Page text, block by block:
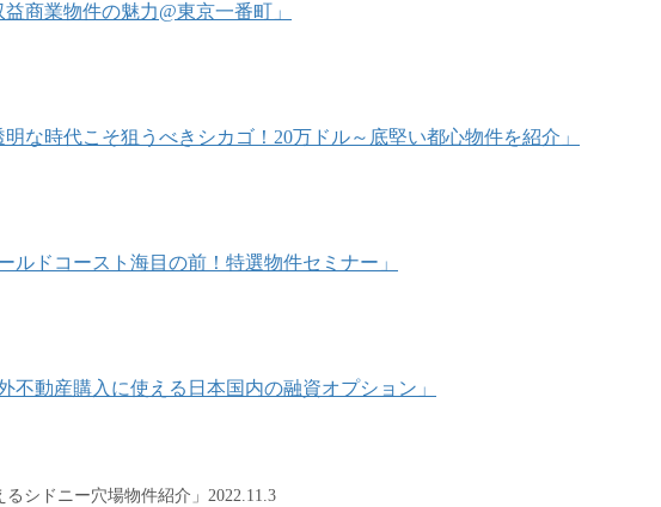
商業物件の魅力@東京一番町」
な時代こそ狙うべきシカゴ！20万ドル～底堅い都心物件を紹介」
ルドコースト海目の前！特選物件セミナー」
不動産購入に使える日本国内の融資オプション」
シドニー穴場物件紹介」2022.11.3